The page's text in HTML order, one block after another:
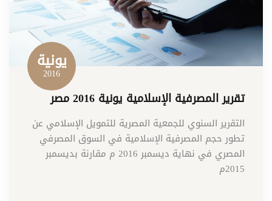
يونية
2016
تقرير المصرفية الإسلامية يونية 2016 مصر
التقرير السنوي للجمعية المصرية للتمويل الإسلامي عن
تطور حجم المصرفية الإسلامية في السوق المصرفي
المصري في نهاية ديسمبر 2016 م مقارنة بديسمبر
2015م